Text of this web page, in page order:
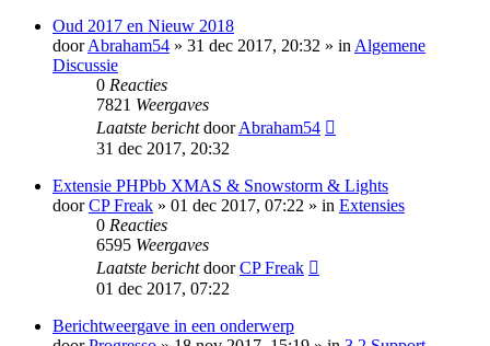
Oud 2017 en Nieuw 2018
doorAbraham54 » 31 dec 2017, 20:32 » inAlgemene
Discussie
0 Reacties
7821 Weergaves
Laatste berichtdoorAbraham54
31 dec 2017, 20:32
Extensie PHPbb XMAS & Snowstorm & Lights
doorCP Freak » 01 dec 2017, 07:22 » in Extensies
0 Reacties
6595 Weergaves
Laatste berichtdoorCP Freak
01 dec 2017, 07:22
Berichtweergave in een onderwerp